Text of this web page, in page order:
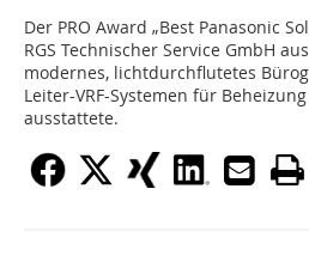
Der PRO Award „Best Panasonic
RGS Technischer Service GmbH
modernes, lichtdurchflutetes
Leiter-VRF-Systemen für
ausstattete.